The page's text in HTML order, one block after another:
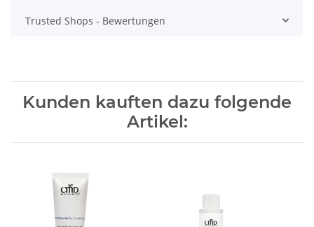
Trusted Shops - Bewertungen
Kunden kauften dazu folgende
Artikel: